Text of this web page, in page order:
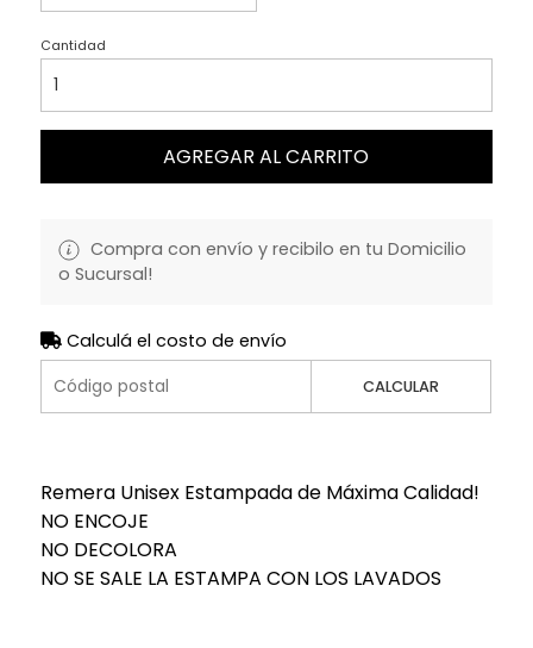
Cantidad
AGREGAR AL CARRITO
Compra con envío y recibilo en tu Domicilio
o Sucursal!
Calculá el costo de envío
CALCULAR
Remera Unisex Estampada de Máxima Calidad!
NO ENCOJE
NO DECOLORA
NO SE SALE LA ESTAMPA CON LOS LAVADOS